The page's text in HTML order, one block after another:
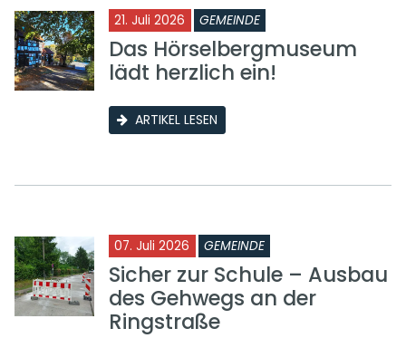
21. Juli 2026 GEMEINDE
Das Hörselbergmuseum
lädt herzlich ein!
ARTIKEL LESEN
07. Juli 2026 GEMEINDE
Sicher zur Schule – Ausbau
des Gehwegs an der
Ringstraße